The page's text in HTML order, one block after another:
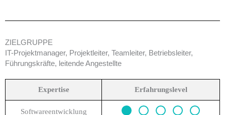
ZIELGRUPPE
IT-Projektmanager, Projektleiter, Teamleiter, Betriebsleiter,
Führungskräfte, leitende Angestellte
Expertise Erfahrungslevel
Softwareentwicklung